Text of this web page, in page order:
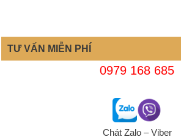
TƯ VẤN MIỄN PHÍ
0979 168 685
Chát Zalo – Viber